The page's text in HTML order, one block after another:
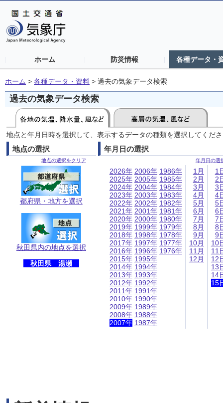
ホーム 防災情報 各種データ・
ホーム > 各種データ・資料 > 過去の気象データ検索
過去の気象データ検索
地点と年月日時を選択して、表示するデータの種類を選択してくだ
地点の選択
地点の選択をクリア
都府県・地方を選択
秋田県内の地点を選択
秋田県 湯瀬
年月日の選択
年月日の選
2026年
2025年
2024年
2023年
2022年
2021年
2020年
2019年
2018年
2017年
2016年
2015年
2014年
2013年
2012年
2011年
2010年
2009年
2008年
2007年
2006年
2005年
2004年
2003年
2002年
2001年
2000年
1999年
1998年
1997年
1996年
1995年
1994年
1993年
1992年
1991年
1990年
1989年
1988年
1987年
1986年
1985年
1984年
1983年
1982年
1981年
1980年
1979年
1978年
1977年
1976年
1月
2月
3月
4月
5月
6月
7月
8月
9月
10月
11月
12月
1
2
3
4
5
6
7
8
9
10
11
12
13
14
15